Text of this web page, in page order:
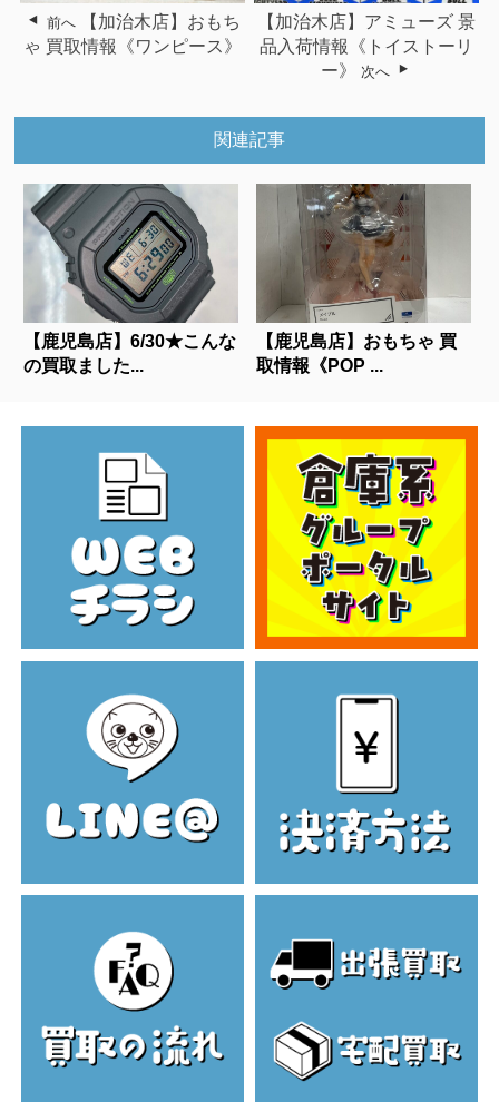
前へ
【加治木店】おもち
ゃ 買取情報《ワンピース》
【加治木店】アミューズ 景
品入荷情報《トイストーリ
ー》
次へ
関連記事
【鹿児島店】6/30★こんな
の買取ました...
【鹿児島店】おもちゃ 買
取情報《POP ...